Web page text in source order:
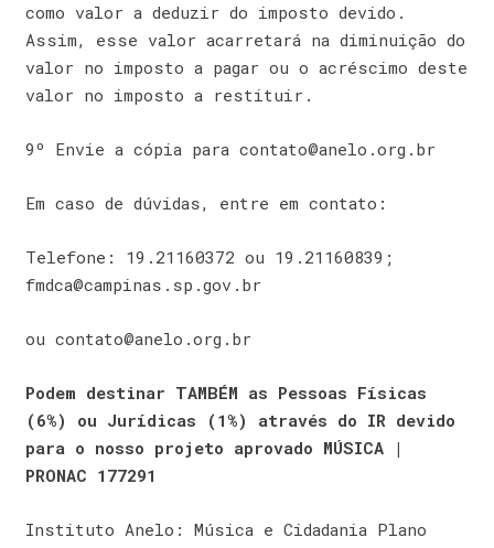
como valor a deduzir do imposto devido.
Assim, esse valor acarretará na diminuição do
valor no imposto a pagar ou o acréscimo deste
valor no imposto a restituir.
9º Envie a cópia para contato@anelo.org.br
Em caso de dúvidas, entre em contato:
Telefone: 19.21160372 ou 19.21160839;
fmdca@campinas.sp.gov.br
ou contato@anelo.org.br
Podem destinar TAMBÉM as Pessoas Físicas
(6%) ou Jurídicas (1%) através do IR devido
para o nosso projeto aprovado MÚSICA |
PRONAC 177291
Instituto Anelo: Música e Cidadania Plano